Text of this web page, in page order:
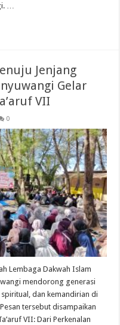
…
Jenjang
Gelar
VII
0
Lembaga Dakwah Islam
mendorong generasi
dan kemandirian di
tersebut disampaikan
VII: Dari Perkenalan